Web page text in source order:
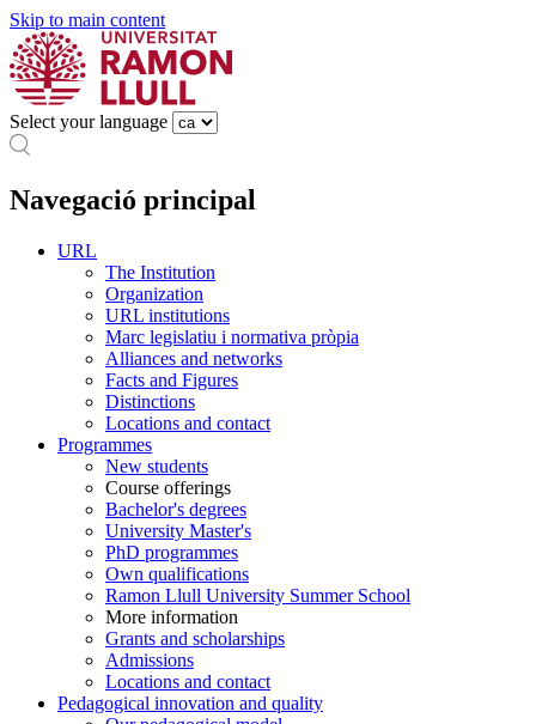
Skip to main content
Select your language
Navegació principal
URL
The Institution
Organization
URL institutions
Marc legislatiu i normativa pròpia
Alliances and networks
Facts and Figures
Distinctions
Locations and contact
Programmes
New students
Course offerings
Bachelor's degrees
University Master's
PhD programmes
Own qualifications
Ramon Llull University Summer School
More information
Grants and scholarships
Admissions
Locations and contact
Pedagogical innovation and quality